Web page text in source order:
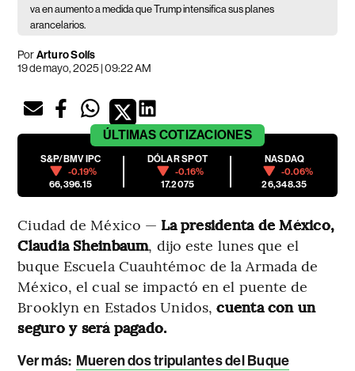
va en aumento a medida que Trump intensifica sus planes
arancelarios.
PorArturo Solís
19 de mayo, 2025 | 09:22 AM
ÚLTIMAS COTIZACIONES
S&P/BMV IPC
-0.19%
66,396.15
DÓLAR SPOT
-0.16%
17.2075
NASDAQ
-0.06%
26,348.35
Ciudad de México — La presidenta de México,
Claudia Sheinbaum, dijo este lunes que el
buque Escuela Cuauhtémoc de la Armada de
México, el cual se impactó en el puente de
Brooklyn en Estados Unidos, cuenta con un
seguro y será pagado.
Ver más: Mueren dos tripulantes del Buque